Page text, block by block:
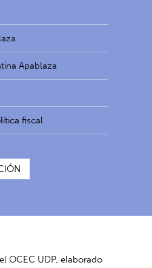
Apablaza
fiscal
OCEC UDP, elaborado